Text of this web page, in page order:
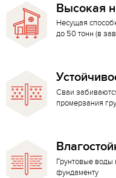
Высокая
Несущая
до 50 тонн (в
Сваи
промерзания
Грунтовые воды
фундаменту